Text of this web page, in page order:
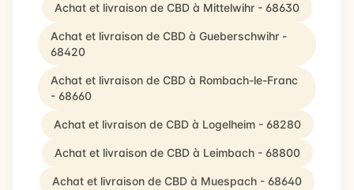
Achat et livraison de CBD à Mittelwihr - 68630
Achat et livraison de CBD à Gueberschwihr -
68420
Achat et livraison de CBD à Rombach-le-Franc
- 68660
Achat et livraison de CBD à Logelheim - 68280
Achat et livraison de CBD à Leimbach - 68800
Achat et livraison de CBD à Muespach - 68640